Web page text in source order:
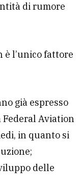
di rumore
è l’unico fattore
già espresso
Aviation
in quanto si
delle